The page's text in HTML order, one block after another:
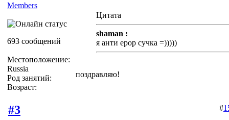
Members
693 сообщений
Местоположение:
Russia
Род занятий:
Возраст:
Цитата
shaman :
я анти ерор сучка =)))))
поздравляю!
#3 #